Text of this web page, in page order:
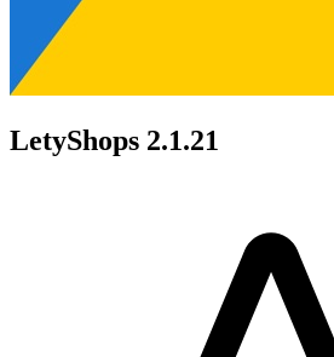
LetyShops 2.1.21